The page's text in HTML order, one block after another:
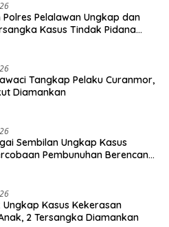
Pelalawan Ungkap dan
Kasus Tindak Pidana
Tangkap Pelaku Curanmor,
Diamankan
Sembilan Ungkap Kasus
Pembunuhan Berencana,
Ungkap Kasus Kekerasan
2 Tersangka Diamankan